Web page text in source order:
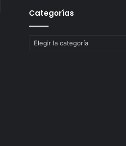
Categorías
Categorías